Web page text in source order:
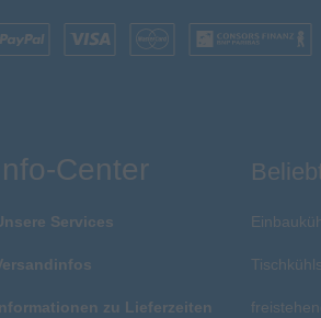
Center
Services
zu Lieferzeiten